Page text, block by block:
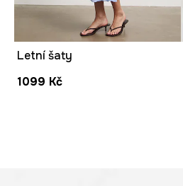
Letní šaty
1099 Kč